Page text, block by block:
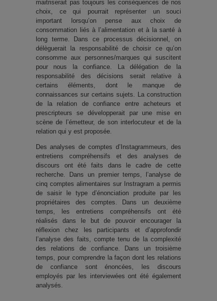
maitriserait pas toujours les conséquences de nos
choix, ce qui pourrait représenter un souci
important lorsqu’on pense aux choix de
consommation liés à l’alimentation et à la santé à
long terme. Dans ce processus décisionnel, on
délèguerait la responsabilité de choisir ce qu’on
consomme aux personnes/marques qui suscitent
pour nous la confiance. La délégation de la
responsabilité des décisions serait relative à
certains éléments, dont le manque de
connaissances sur certains sujets. La construction
de la relation de confiance entre acheteurs et
prescripteurs se développerait par une mise en
scène de l’émetteur, de son interlocuteur et de la
relation qui y est proposée.
Des analyses de comptes d’Instagrammeurs, des
entretiens compréhensifs et des analyses de
discours ont été faits dans le cadre de cette
recherche. Dans un premier temps, l’analyse de
cinq comptes alimentaires sur Instragram a permis
de saisir le type d’énonciation produite par les
propriétaires des comptes. Dans un deuxième
temps, les entretiens compréhensifs ont été
réalisés dans le but de pouvoir encourager la
réflexion chez les participants et d’approfondir
l’analyse des faits, compte tenu de la complexité
des relations de confiance. Dans un troisième
temps, pour comprendre la façon dont les relations
de confiance sont énoncées, les discours
employés par les interviewées ont été également
analysés.